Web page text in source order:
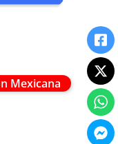
Mexicana